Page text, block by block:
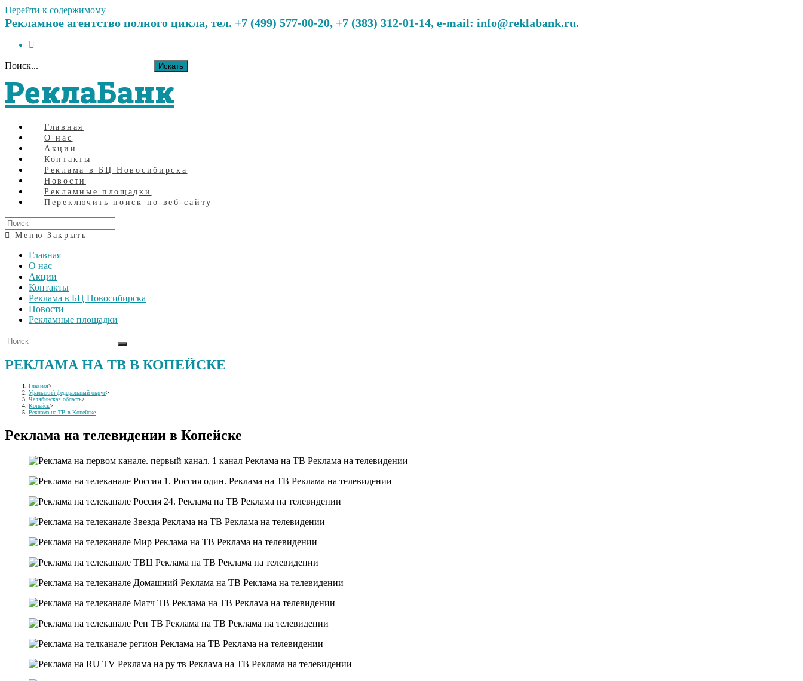
Перейти к содержимому
Рекламное агентство полного цикла, тел. +7 (499) 577-00-20, +7 (383) 312-01-14, e-mail: info@reklabank.ru.
Поиск... Искать
РеклаБанк
Главная
О нас
Акции
Контакты
Реклама в БЦ Новосибирска
Новости
Рекламные площадки
Переключить поиск по веб-сайту
Меню Закрыть
Главная
О нас
Акции
Контакты
Реклама в БЦ Новосибирска
Новости
Рекламные площадки
РЕКЛАМА НА ТВ В КОПЕЙСКЕ
Главная>
Уральский федеральный округ>
Челябинская область>
Копейск>
Реклама на ТВ в Копейске
Реклама на телевидении в Копейске